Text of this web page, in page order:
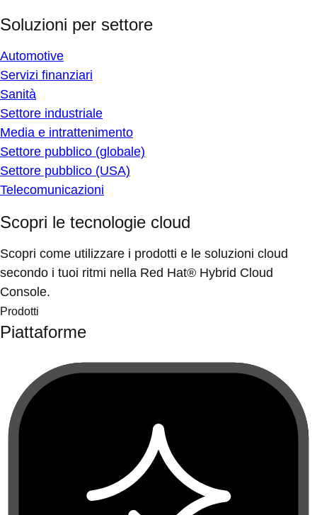
Soluzioni per settore
Automotive
Servizi finanziari
Sanità
Settore industriale
Media e intrattenimento
Settore pubblico (globale)
Settore pubblico (USA)
Telecomunicazioni
Scopri le tecnologie cloud
Scopri come utilizzare i prodotti e le soluzioni cloud
secondo i tuoi ritmi nella Red Hat® Hybrid Cloud
Console.
Prodotti
Piattaforme